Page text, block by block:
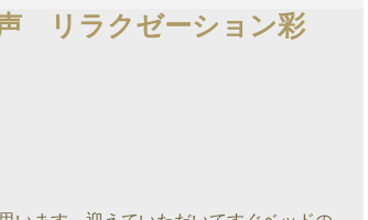
リラクゼーション彩